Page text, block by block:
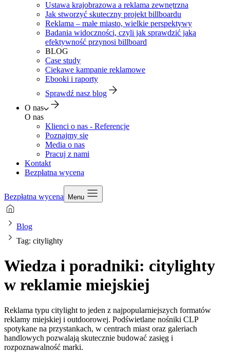
Ustawa krajobrazowa a reklama zewnętrzna
Jak stworzyć skuteczny projekt billboardu
Reklama – małe miasto, wielkie perspektywy
Badania widoczności, czyli jak sprawdzić jaką
efektywność przynosi billboard
BLOG
Case study
Ciekawe kampanie reklamowe
Ebooki i raporty
Sprawdź nasz blog
O nas
O nas
Klienci o nas - Referencje
Poznajmy się
Media o nas
Pracuj z nami
Kontakt
Bezpłatna wycena
Bezpłatna wycena Menu
Blog
Tag: citylighty
Wiedza i poradniki: citylighty
w reklamie miejskiej
Reklama typu citylight to jeden z najpopularniejszych formatów
reklamy miejskiej i outdoorowej. Podświetlane nośniki CLP
spotykane na przystankach, w centrach miast oraz galeriach
handlowych pozwalają skutecznie budować zasięg i
rozpoznawalność marki.